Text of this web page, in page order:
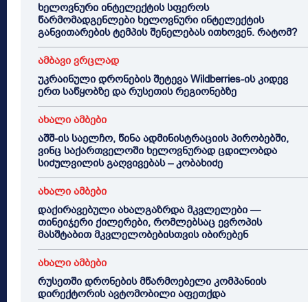
ხელოვნური ინტელექტის სფეროს
წარმომადგენლები ხელოვნური ინტელექტის
განვითარების ტემპის შენელებას ითხოვენ. რატომ?
ამბავი ვრცლად
უკრაინული დრონების შეტევა Wildberries-ის კიდევ
ერთ საწყობზე და რუსეთის რეგიონებზე
ახალი ამბები
აშშ-ის საელჩო, წინა ადმინისტრაციის პირობებში,
ვინც საქართველოში ხელოვნურად ცდილობდა
სიძულვილის გაღვივებას – კობახიძე
ახალი ამბები
დაქირავებული ახალგაზრდა მკვლელები —
თინეიჯერი ქილერები, რომლებსაც ევროპის
მასშტაბით მკვლელობებისთვის იბირებენ
ახალი ამბები
რუსეთში დრონების მწარმოებელი კომპანიის
დირექტორის ავტომობილი აფეთქდა